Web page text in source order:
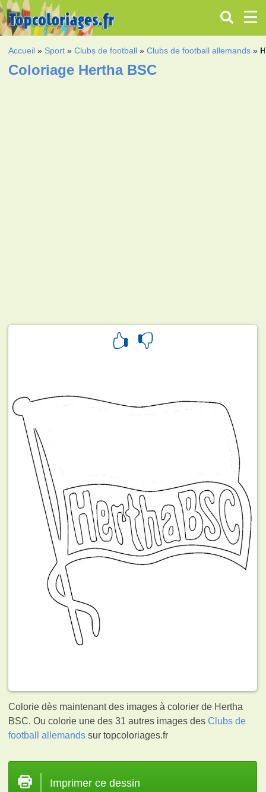
Accueil » Sport »Clubs de football »Clubs de football allemands »
Coloriage Hertha BSC
Colorie dès maintenant des images à colorier de Hertha
BSC. Ou colorie une des 31 autres images desClubs de
football allemands sur topcoloriages.fr
Imprimer ce dessin